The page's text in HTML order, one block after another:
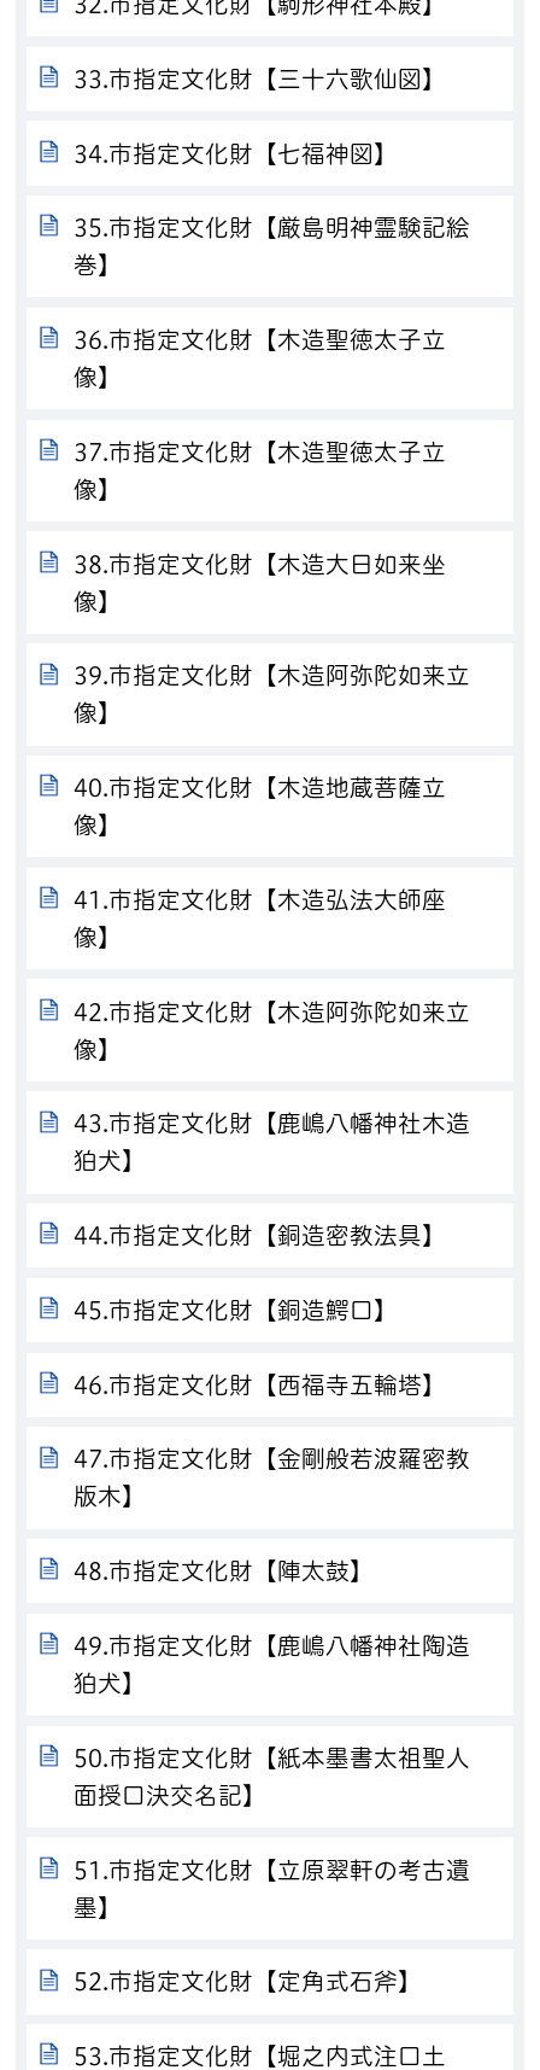
33.市指定文化財【三十六歌仙図】
34.市指定文化財【七福神図】
35.市指定文化財【厳島明神霊験記絵
巻】
36.市指定文化財【木造聖徳太子立
像】
37.市指定文化財【木造聖徳太子立
像】
38.市指定文化財【木造大日如来坐
像】
39.市指定文化財【木造阿弥陀如来立
像】
40.市指定文化財【木造地蔵菩薩立
像】
41.市指定文化財【木造弘法大師座
像】
42.市指定文化財【木造阿弥陀如来立
像】
43.市指定文化財【鹿嶋八幡神社木造
狛犬】
44.市指定文化財【銅造密教法具】
45.市指定文化財【銅造鰐口】
46.市指定文化財【西福寺五輪塔】
47.市指定文化財【金剛般若波羅密教
版木】
48.市指定文化財【陣太鼓】
49.市指定文化財【鹿嶋八幡神社陶造
狛犬】
50.市指定文化財【紙本墨書太祖聖人
面授口決交名記】
51.市指定文化財【立原翠軒の考古遺
墨】
52.市指定文化財【定角式石斧】
53.市指定文化財【堀之内式注口土